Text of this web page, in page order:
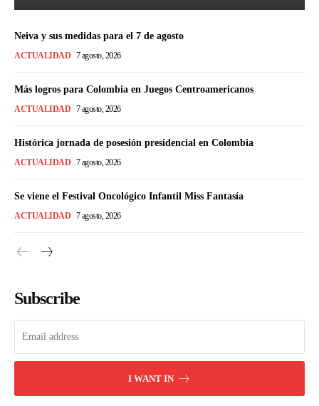
Neiva y sus medidas para el 7 de agosto
ACTUALIDAD 7 agosto, 2026
Más logros para Colombia en Juegos Centroamericanos
ACTUALIDAD 7 agosto, 2026
Histórica jornada de posesión presidencial en Colombia
ACTUALIDAD 7 agosto, 2026
Se viene el Festival Oncológico Infantil Miss Fantasía
ACTUALIDAD 7 agosto, 2026
Subscribe
I WANT IN